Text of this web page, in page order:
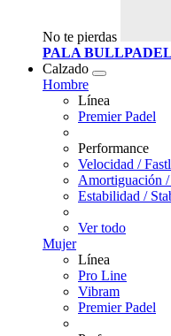
No te pierdas
PALA
Calzado
Hombre
Línea
Premier Padel
Performance
Velocidad /
Amortiguación /
Estabilidad /
Ver todo
Mujer
Línea
Pro Line
Vibram
Premier Padel